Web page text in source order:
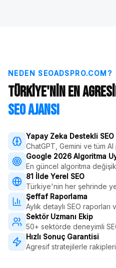
NEDEN SEOADSPRO.COM?
Türkiye'nin En
SEO Ajansı
Yapay Zeka Destekli SEO
ChatGPT, Gemini ve tüm
Google 2026 Algoritma
En güncel algoritma
81 İlde Yerel SEO
Türkiye'nin her şehrinde
Şeffaf Raporlama
Aylık detaylı SEO
Sektör Uzmanı Ekip
50+ sektörde deneyimli
Hızlı Sonuç Garantisi
Agresif stratejilerle